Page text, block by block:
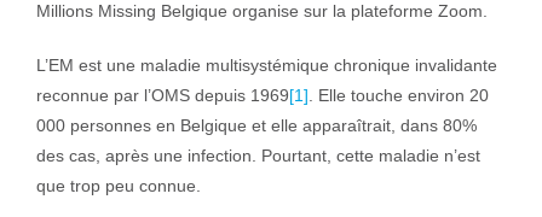
Millions Missing Belgique organise sur la plateforme Zoom.
L’EM est une maladie multisystémique chronique invalidante
reconnue par l’OMS depuis 1969[1] . Elle touche environ 20
000 personnes en Belgique et elle apparaîtrait, dans 80%
des cas, après une infection. Pourtant, cette maladie n’est
que trop peu connue.